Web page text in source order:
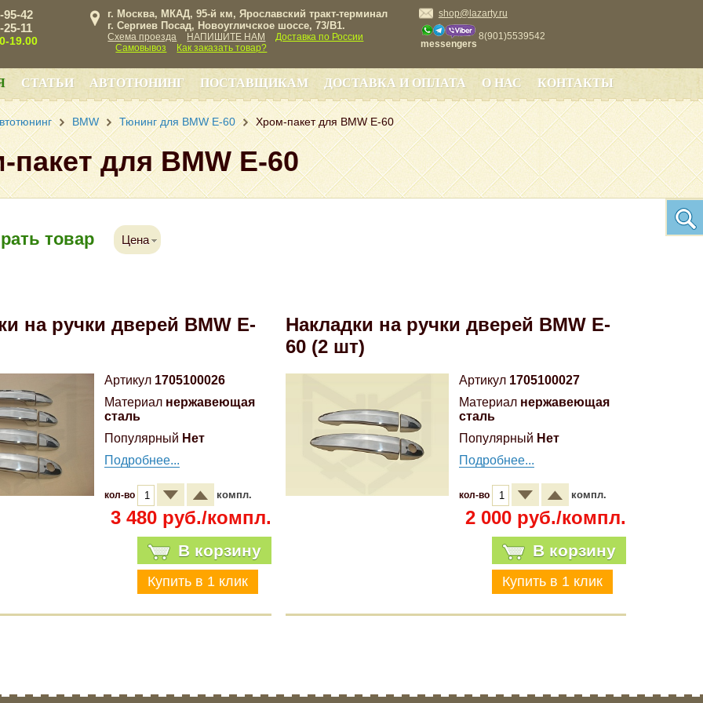
95-42
25-11
19.00
г. Москва, МКАД, 95-й км, Ярославский тракт-терминал
г. Сергиев Посад, Новоугличское шоссе, 73/B1.
Схема проезда НАПИШИТЕ НАМ
Доставка по России
Самовывоз
Как заказать товар?
shop@lazarty.ru
messengers
8(901)5539542
СТАТЬИ АВТОТЮНИНГ ПОСТАВЩИКАМ ДОСТАВКА И ОПЛАТА О НАС КОНТАКТЫ
BMW Тюнинг для BMW E-60 Хром-пакет для BMW E-60
пакет для BMW E-60
товар Цена
на ручки дверей BMW E-
Артикул 1705100026
Материал нержавеющая
сталь
Популярный Нет
Подробнее...
кол-во компл.
3 480 руб./компл.
В корзину
Накладки на ручки дверей BMW E-
60 (2 шт)
Артикул 1705100027
Материал нержавеющая
сталь
Популярный Нет
Подробнее...
кол-во компл.
2 000 руб./компл.
В корзину